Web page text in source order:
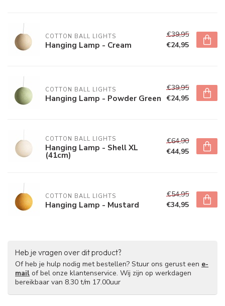
COTTON BALL LIGHTS
Hanging Lamp - Cream
€39,95
€24,95
COTTON BALL LIGHTS
Hanging Lamp - Powder Green
€39,95
€24,95
COTTON BALL LIGHTS
Hanging Lamp - Shell XL
(41cm)
€64,90
€44,95
COTTON BALL LIGHTS
Hanging Lamp - Mustard
€54,95
€34,95
Heb je vragen over dit product?
Of heb je hulp nodig met bestellen? Stuur ons gerust een e-
mail of bel onze klantenservice. Wij zijn op werkdagen
bereikbaar van 8.30 t/m 17.00uur